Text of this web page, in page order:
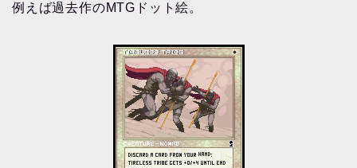
例えば過去作のMTGドット絵。